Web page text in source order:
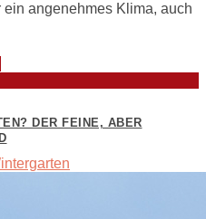
angenehmes Klima, auch
DER FEINE, ABER